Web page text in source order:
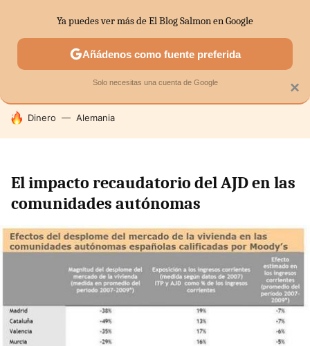
SECTORES ECONOMÍA DOMÉSTICA MERCADOS
HOY SE HABLA DE
Dinero Alemania
El impacto recaudatorio del AJD en las
comunidades autónomas
×
Ya puedes ver más de El Blog Salmon en Google
Añádenos como fuente preferida
Solo necesitas una cuenta de Google